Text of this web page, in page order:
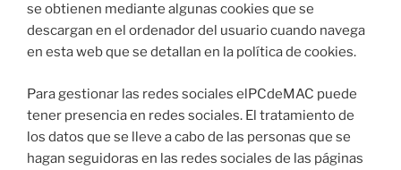
se obtienen mediante algunas cookies que se
descargan en el ordenador del usuario cuando navega
en esta web que se detallan en la política de cookies.
Para gestionar las redes sociales elPCdeMAC puede
tener presencia en redes sociales. El tratamiento de
los datos que se lleve a cabo de las personas que se
hagan seguidoras en las redes sociales de las páginas